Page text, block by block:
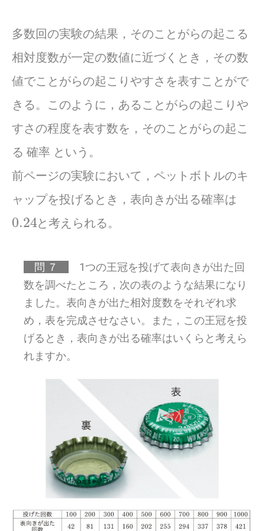
多数回の実験の結果，そのことがらの起こる
相対度数が一定の数値に近づくとき，その数
値でことがらの起こりやすさを表すことがで
きる。このように，あることがらの起こりや
すさの程度を表す数を，そのことがらの起こ
る 確率 という。
前ページの実験において，ペットボトルのキ
ャップを投げるとき，表向きが出る確率は
0.24と考えられる。
問 ７
1つの王冠を投げて表向きが出た回
数を調べたところ，次の表のような結果になり
ました。表向きが出た相対度数をそれぞれ求
め，表を完成させなさい。また，この王冠を投
げるとき，表向きが出る確率はいくらと考えら
れますか。